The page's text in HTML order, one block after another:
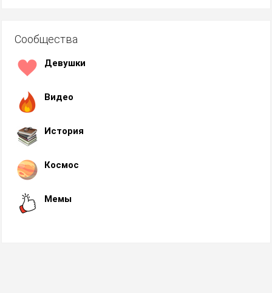
Сообщества
Девушки
Видео
История
Космос
Мемы